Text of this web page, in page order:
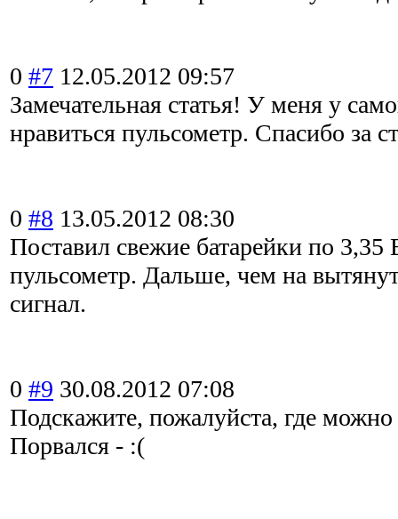
0 #7 12.05.2012 09:57
Замечательная статья! У меня у
нравиться пульсометр. Спасибо за
0 #8 13.05.2012 08:30
Поставил свежие батарейки по 3,35
пульсометр. Дальше, чем на
сигнал.
0 #9 30.08.2012 07:08
Подскажите, пожалуйста, где
Порвался - :(